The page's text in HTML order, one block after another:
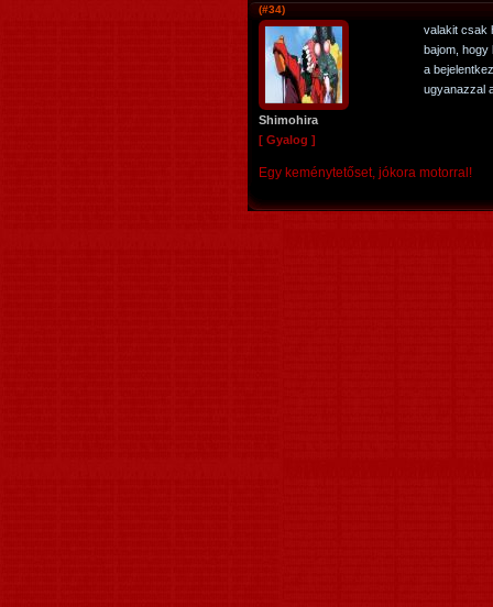
(#34)
Shimohira
[ Gyalog ]
valakit csak
bajom, hogy
a
ugyanazzal
Egy keménytetőset, jókora motorral!